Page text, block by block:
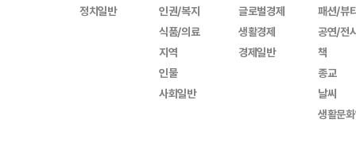
정치일반
인권/복지
식품/의료
지역
인물
사회일반
글로벌경제
생활경제
경제일반
패션/뷰
공연/전
책
종교
날씨
생활문